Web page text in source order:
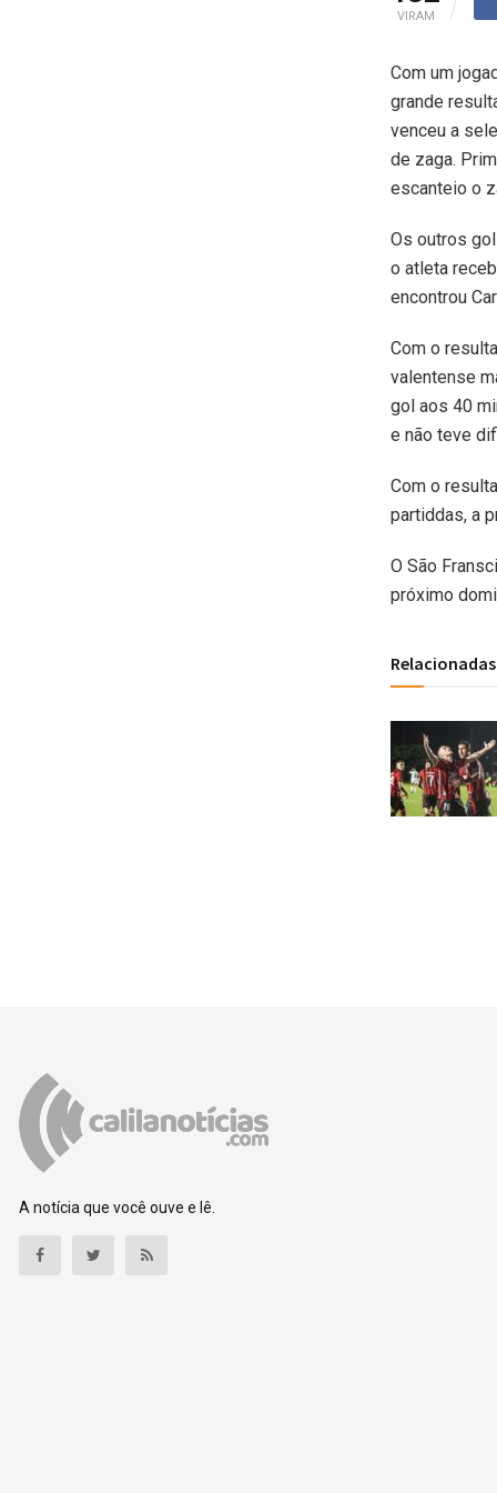
VIRAM
Com um
grande
venceu a
de zaga.
escanteio o
Os outros
o atleta
encontrou
Com o
valentense
gol aos 40
e não teve
Com o
partiddas, a
O São
próximo
Relacionadas
A notícia que você ouve e lê.